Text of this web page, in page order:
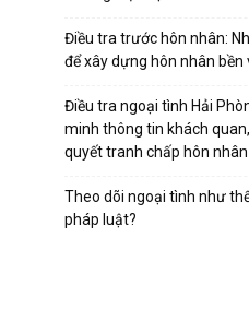
Điều tra trước hôn nhân:
để xây dựng hôn nhân bền
Điều tra ngoại tình Hải
minh thông tin khách
quyết tranh chấp hôn nhân
Theo dõi ngoại tình như
pháp luật?